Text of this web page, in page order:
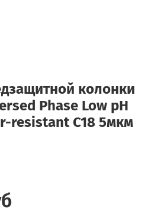
колонки
Phase Low pH
resistant C18 5мкм